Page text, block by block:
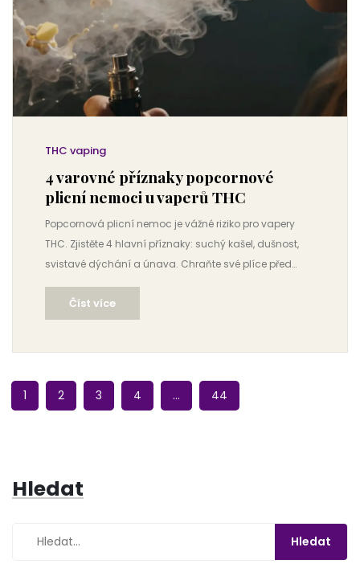
THC vaping
4 varovné příznaky popcornové
plicní nemoci u vaperů THC
Popcornová plicní nemoc je vážné riziko pro vapery
THC. Zjistěte 4 hlavní příznaky: suchý kašel, dušnost,
svistavé dýchání a únava. Chraňte své plíce před
diacetylem.
Číst více
1 2 3 4 … 44
Hledat